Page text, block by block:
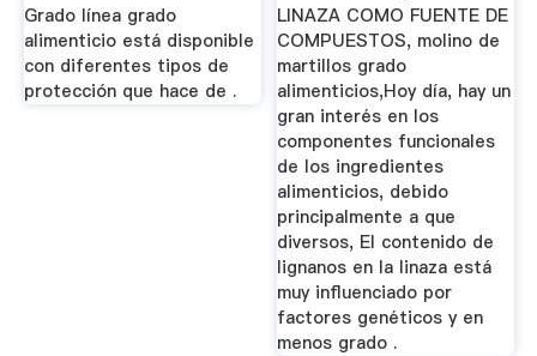
Grado línea grado
alimenticio está disponible
con diferentes tipos de
protección que hace de .
LINAZA COMO FUENTE DE
COMPUESTOS, molino de
martillos grado
alimenticios,Hoy día, hay un
gran interés en los
componentes funcionales
de los ingredientes
alimenticios, debido
principalmente a que
diversos, El contenido de
lignanos en la linaza está
muy influenciado por
factores genéticos y en
menos grado .